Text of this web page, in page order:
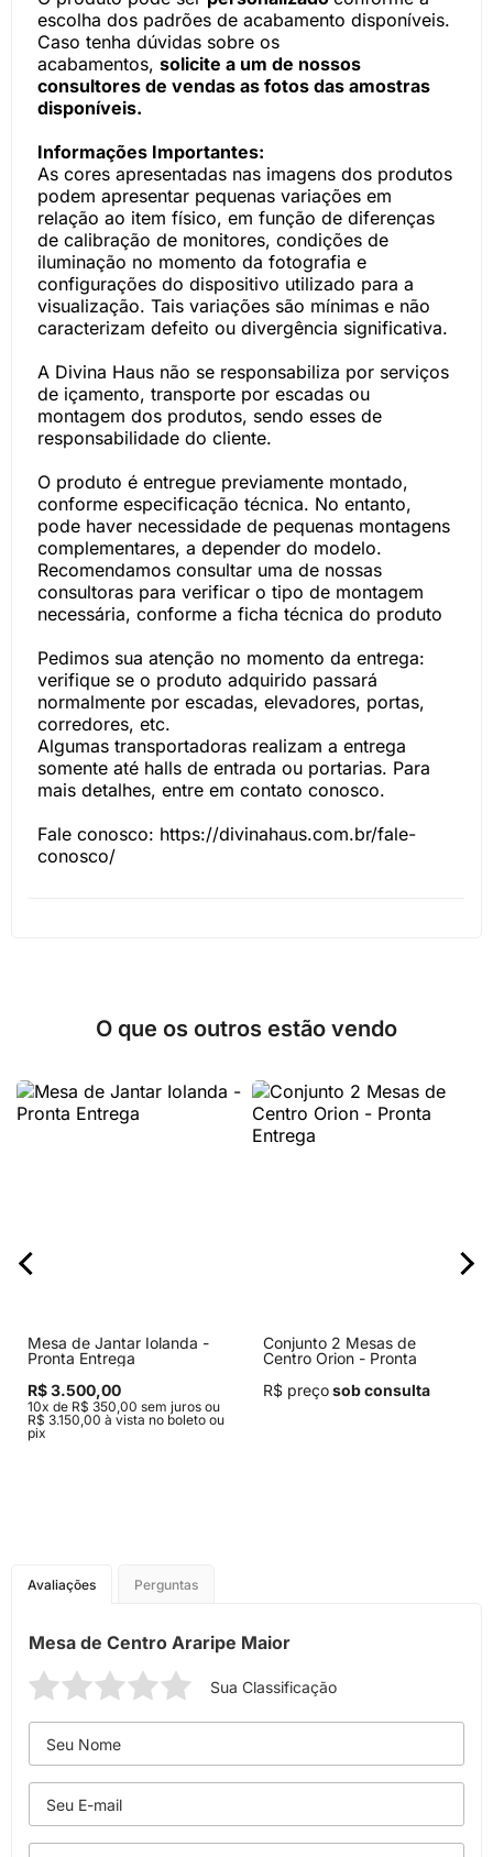
escolha dos padrões de acabamento disponíveis.
Caso tenha dúvidas sobre os
acabamentos, solicite a um de nossos
consultores de vendas as fotos das amostras
disponíveis.
Informações Importantes:
As cores apresentadas nas imagens dos produtos
podem apresentar pequenas variações em
relação ao item físico, em função de diferenças
de calibração de monitores, condições de
iluminação no momento da fotografia e
configurações do dispositivo utilizado para a
visualização. Tais variações são mínimas e não
caracterizam defeito ou divergência significativa.
A Divina Haus não se responsabiliza por serviços
de içamento, transporte por escadas ou
montagem dos produtos, sendo esses de
responsabilidade do cliente.
O produto é entregue previamente montado,
conforme especificação técnica. No entanto,
pode haver necessidade de pequenas montagens
complementares, a depender do modelo.
Recomendamos consultar uma de nossas
consultoras para verificar o tipo de montagem
necessária, conforme a ficha técnica do produto
Pedimos sua atenção no momento da entrega:
verifique se o produto adquirido passará
normalmente por escadas, elevadores, portas,
corredores, etc.
Algumas transportadoras realizam a entrega
somente até halls de entrada ou portarias. Para
mais detalhes, entre em contato conosco.
Fale conosco: https://divinahaus.com.br/fale-
conosco/
O que os outros estão vendo
Mesa de Jantar Iolanda -
Pronta Entrega
R$ 3.500,00
10x de R$ 350,00 sem juros ou
R$ 3.150,00 à vista no boleto ou
pix
Conjunto 2 Mesas de
Centro Orion - Pronta
R$ preçosob consulta
Avaliações Perguntas
Mesa de Centro Araripe Maior
Sua Classificação